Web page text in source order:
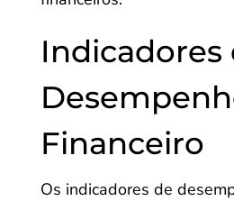
Indicadores
Financeiro
Os indicadores de